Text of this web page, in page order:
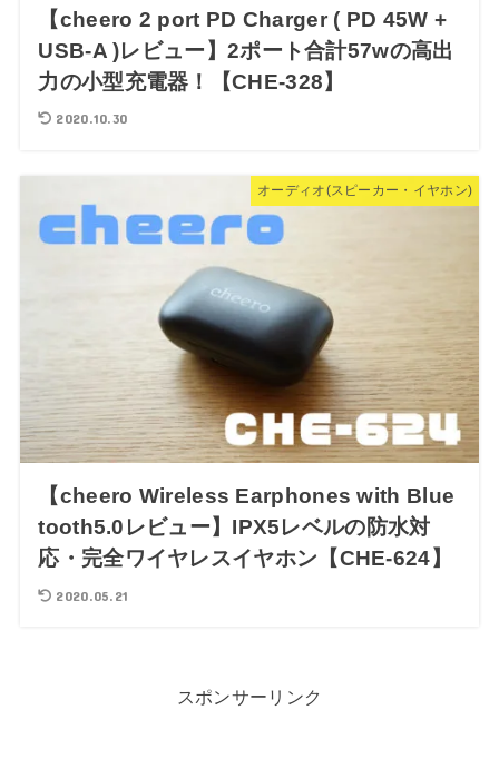
【cheero 2 port PD Charger ( PD 45W +
USB-A )レビュー】2ポート合計57wの高出
力の小型充電器！【CHE-328】
2020.10.30
オーディオ(スピーカー・イヤホン)
【cheero Wireless Earphones with Blue
tooth5.0レビュー】IPX5レベルの防水対
応・完全ワイヤレスイヤホン【CHE-624】
2020.05.21
スポンサーリンク